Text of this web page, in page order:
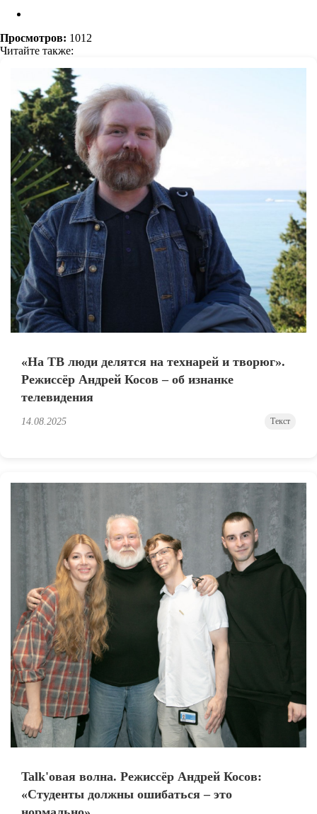
Просмотров: 1012
Читайте также:
«На ТВ люди делятся на технарей и творюг».
Режиссёр Андрей Косов – об изнанке
телевидения
14.08.2025 Текст
Talk'овая волна. Режиссёр Андрей Косов:
«Студенты должны ошибаться – это